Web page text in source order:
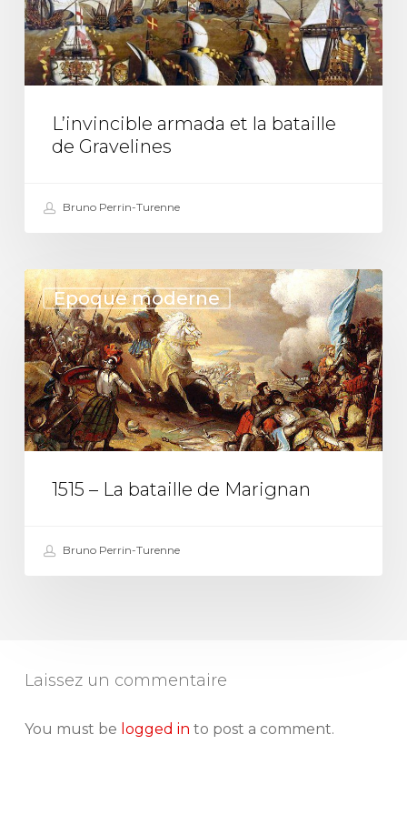
de
Gravelines
L’invincible armada et la bataille
de Gravelines
Bruno Perrin-Turenne
Epoque moderne
1515
–
La
bataille
de
Marignan
1515 – La bataille de Marignan
Bruno Perrin-Turenne
Laissez un commentaire
You must be logged in to post a comment.